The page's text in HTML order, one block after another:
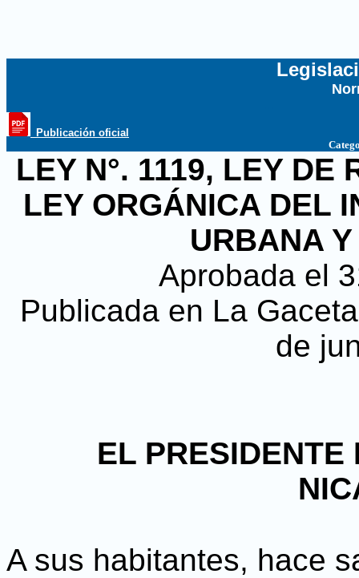
_Publicación oficial
LEY N°. 1119, LEY DE
LEY ORGÁNICA DEL
URBANA
Aprobada el
Publicada en La
de
EL
A sus habitantes, hace